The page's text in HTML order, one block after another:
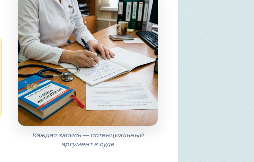
Каждая запись — потенциальный
аргумент в суде